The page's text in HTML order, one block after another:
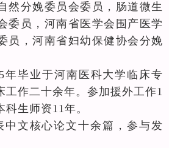
然分娩委员会委员，肠道微生
委员 ， 河南省医学会围产医学
员，河南省妇幼保健协会分娩
年毕业于河南医科大学临床专
工作二十余年。参加援外工作1
科生师资11年。
中文核心论文十余篇，参与发